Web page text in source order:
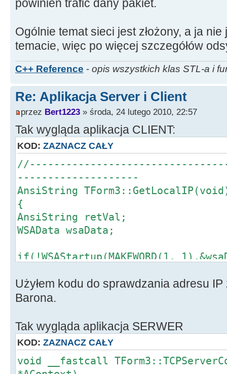
powinien trafić dany pakiet.
Ogólnie temat sieci jest złożony, a ja
temacie, więc po więcej szczegółów
C++ Reference - opis wszystkich klas STL-a i
Re: Aplikacja Server i Client
przez Bert1223 » środa, 24 lutego 2010, 22:57
Tak wygląda aplikacja CLIENT:
KOD: ZAZNACZ CAŁY
--------------------
AnsiString
{
AnsiString retVal;
WSAData wsaData;
if(!WSAStartup(MAKEWORD(1,
char BufHost[80];
if(gethostname(BufHost,
{
hostent *phe =
if(phe)
Użyłem kodu do sprawdzania adresu
Barona.
Tak wygląda aplikacja SERWER
KOD: ZAZNACZ CAŁY
void __fastcall